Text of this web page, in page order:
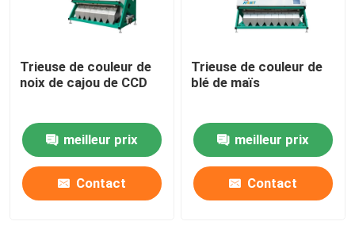
Trieuse de couleur de
noix de cajou de CCD
meilleur prix
Contact
Trieuse de couleur de
blé de maïs
meilleur prix
Contact